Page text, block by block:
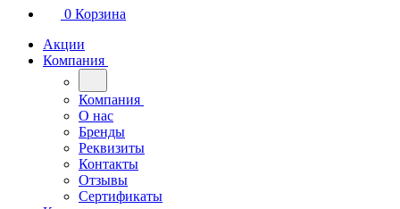
0 Корзина
Акции
Компания
Компания
О нас
Бренды
Реквизиты
Контакты
Отзывы
Сертификаты